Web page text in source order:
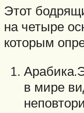
Этот
на четыре
которым
в мире